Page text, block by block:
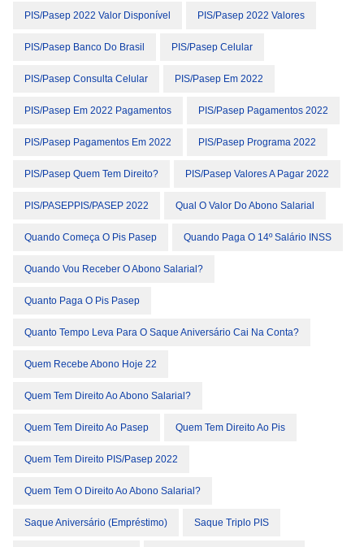
PIS/Pasep 2022 Valor Disponível PIS/Pasep 2022 Valores
PIS/Pasep Banco Do Brasil PIS/Pasep Celular
PIS/Pasep Consulta Celular PIS/Pasep Em 2022
PIS/Pasep Em 2022 Pagamentos PIS/Pasep Pagamentos 2022
PIS/Pasep Pagamentos Em 2022 PIS/Pasep Programa 2022
PIS/Pasep Quem Tem Direito? PIS/Pasep Valores A Pagar 2022
PIS/PASEPPIS/PASEP 2022 Qual O Valor Do Abono Salarial
Quando Começa O Pis Pasep Quando Paga O 14º Salário INSS
Quando Vou Receber O Abono Salarial?
Quanto Paga O Pis Pasep
Quanto Tempo Leva Para O Saque Aniversário Cai Na Conta?
Quem Recebe Abono Hoje 22
Quem Tem Direito Ao Abono Salarial?
Quem Tem Direito Ao Pasep Quem Tem Direito Ao Pis
Quem Tem Direito PIS/Pasep 2022
Quem Tem O Direito Ao Abono Salarial?
Saque Aniversário (empréstimo) Saque Triplo PIS